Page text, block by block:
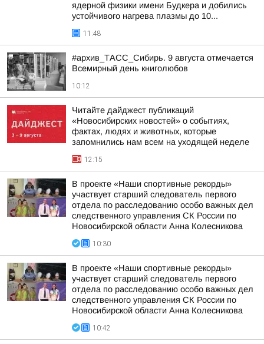
ядерной физики имени Будкера и добились
устойчивого нагрева плазмы до 10...
11:48
#архив_ТАСС_Сибирь. 9 августа отмечается
Всемирный день книголюбов
10:12
Читайте дайджест публикаций
«Новосибирских новостей» о событиях,
фактах, людях и животных, которые
запомнились нам всем на уходящей неделе
12:15
В проекте «Наши спортивные рекорды»
участвует старший следователь первого
отдела по расследованию особо важных дел
следственного управления СК России по
Новосибирской области Анна Колесникова
10:30
В проекте «Наши спортивные рекорды»
участвует старший следователь первого
отдела по расследованию особо важных дел
следственного управления СК России по
Новосибирской области Анна Колесникова
10:42